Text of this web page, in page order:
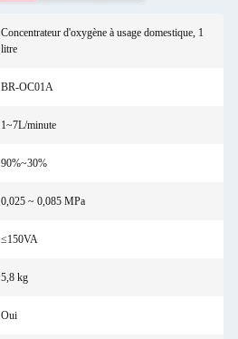
Concentrateur d'oxygène à usage domestique, 1
litre
BR-OC01A
1~7L/minute
90%~30%
0,025 ~ 0,085 MPa
≤150VA
5,8 kg
Oui